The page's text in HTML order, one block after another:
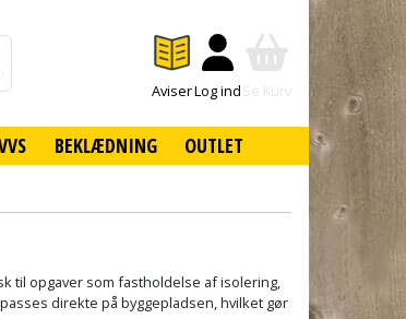
BEKLÆDNING OUTLET
AviserLog indSe Kurv
til opgaver som fastholdelse af isolering,
direkte på byggepladsen, hvilket gør